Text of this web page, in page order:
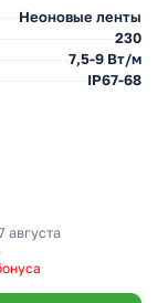
Неоновые ленты
230
7,5-9 Вт/м
IP67-68
августа